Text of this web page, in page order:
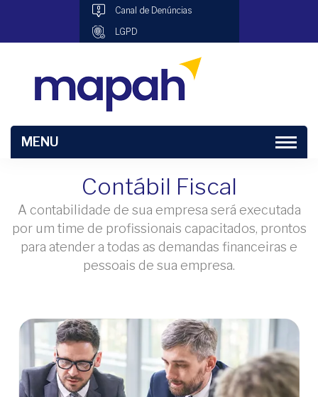
Canal de Denúncias
LGPD
MENU
Contábil Fiscal
A contabilidade de sua empresa será executada
por um time de profissionais capacitados, prontos
para atender a todas as demandas financeiras e
pessoais de sua empresa.